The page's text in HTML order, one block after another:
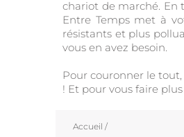
chariot de marché. En
Entre Temps met à
résistants et plus
vous en avez besoin.
Pour couronner le
! Et pour vous faire
Accueil /